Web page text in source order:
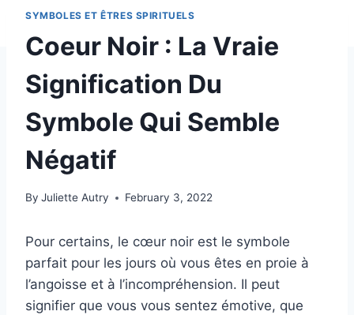
SYMBOLES ET ÊTRES SPIRITUELS
Coeur Noir : La Vraie
Signification Du
Symbole Qui Semble
Négatif
By Juliette Autry February 3, 2022
Pour certains, le cœur noir est le symbole
parfait pour les jours où vous êtes en proie à
l’angoisse et à l’incompréhension. Il peut
signifier que vous vous sentez émotive, que